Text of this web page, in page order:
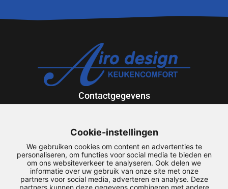
Contactgegevens
9301 ZV Roden
088-5013636
airodesign@airodesign.nl
Snel naar
Cookie-instellingen
We gebruiken cookies om content en advertenties te
personaliseren, om functies voor social media te bieden en
om ons websiteverkeer te analyseren. Ook delen we
informatie over uw gebruik van onze site met onze
partners voor social media, adverteren en analyse. Deze
partners kunnen deze gegevens combineren met andere